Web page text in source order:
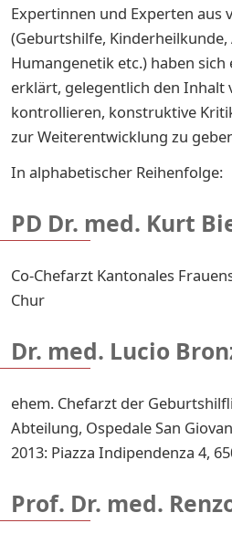
Expertinnen und Experten aus
(Geburtshilfe, Kinderheilkunde,
Humangenetik etc.) haben
erklärt, gelegentlich den Inhalt
kontrollieren, konstruktive
zur Weiterentwicklung zu
In alphabetischer Reihenfolge:
PD Dr. med. Kurt
Co-Chefarzt Kantonales
Chur
Dr. med. Lucio
ehem. Chefarzt der
Abteilung, Ospedale San
2013: Piazza Indipendenza 4,
Prof. Dr. med.